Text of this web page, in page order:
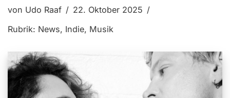
von Udo Raaf
22. Oktober 2025
Rubrik: News, Indie, Musik